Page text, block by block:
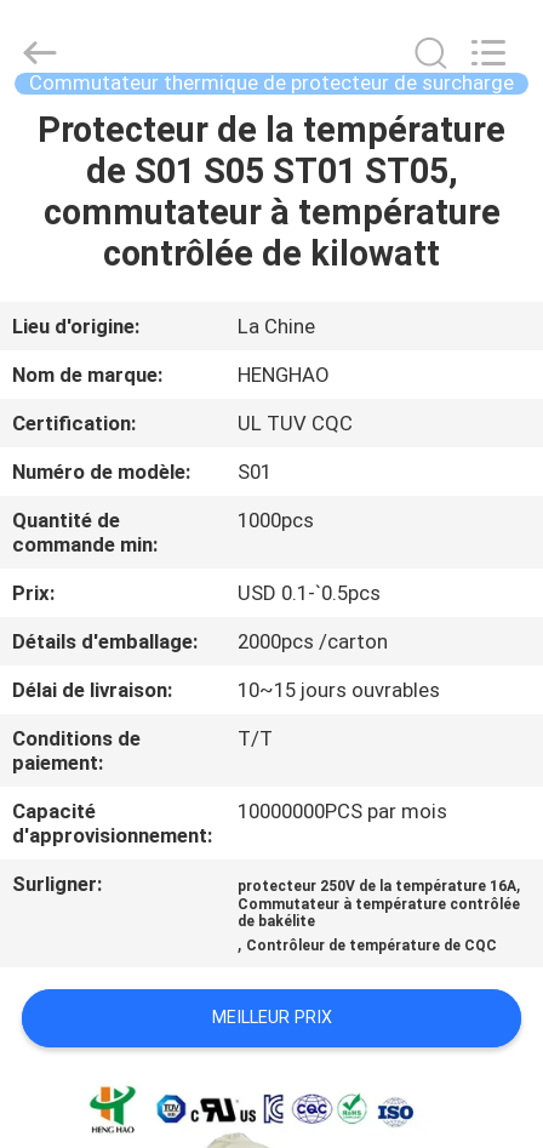
APERÇU
PRODUITS
SHOW
PROPOS
DE
NOUS
VISITE
D'USINE
CONTRÔLE
DE
LA
QUALITÉ
NOUVELLES
Hao
Electric
Co.,
Ltd.
Reserved.
Commutateur thermique de protecteur de surcharge
Protecteur de la température
de S01 S05 ST01 ST05,
commutateur à température
contrôlée de kilowatt
Lieu d'origine:
La Chine
Nom de marque:
HENGHAO
Certification:
UL TUV CQC
Numéro de modèle:
S01
Quantité de
commande min:
1000pcs
Prix:
USD 0.1-`0.5pcs
Détails d'emballage:
2000pcs /carton
Délai de livraison:
10~15 jours ouvrables
Conditions de
paiement:
T/T
Capacité
d'approvisionnement:
10000000PCS par mois
Surligner: protecteur 250V de la température 16A,
Commutateur à température contrôlée
de bakélite
, Contrôleur de température de CQC
MEILLEUR PRIX